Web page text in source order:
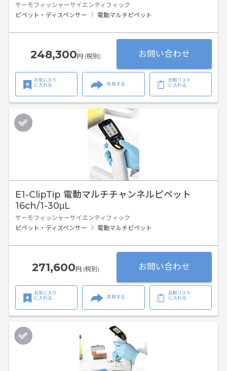
サーモフィッシャーサイエンティフィック
ピペット・ディスペンサー
電動マルチピペット
248,300円 (税別) お問い合わせ
お気に入り
に入れる
共有する
比較リスト
に入れる
E1-ClipTip 電動マルチチャンネルピペット
16ch/1-30μL
サーモフィッシャーサイエンティフィック
ピペット・ディスペンサー
電動マルチピペット
271,600円 (税別) お問い合わせ
お気に入り
に入れる
共有する
比較リスト
に入れる